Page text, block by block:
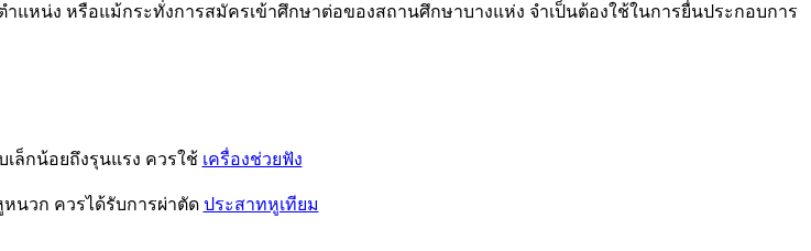
แหน่ง หรือแม้กระทั่งการสมัครเข้าศึกษาต่อของสถานศึกษาบางแห่ง จำเป็นต้องใช้ในการยื่นประกอบการ
เล็กน้อยถึงรุนแรง ควรใช้ เครื่องช่วยฟัง
นวก ควรได้รับการผ่าตัด ประสาทหูเทียม